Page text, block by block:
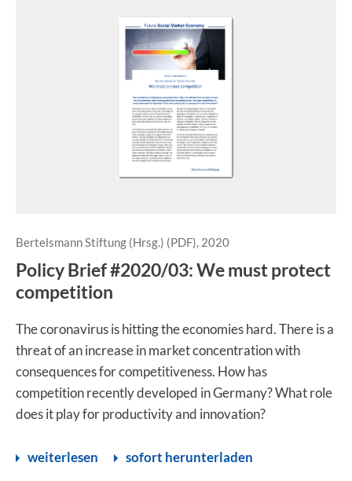
Bertelsmann Stiftung (Hrsg.) (PDF), 2020
Policy Brief #2020/03: We must protect
competition
The coronavirus is hitting the economies hard. There is a
threat of an increase in market concentration with
consequences for competitiveness. How has
competition recently developed in Germany? What role
does it play for productivity and innovation?
weiterlesen sofort herunterladen